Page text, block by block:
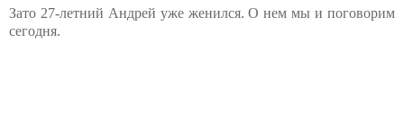
Зато 27-летний Андрей уже женился. О нем мы и поговорим
сегодня.